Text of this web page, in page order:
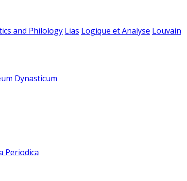
and Philology Lias Logique et Analyse Louvain
Dynasticum
Periodica